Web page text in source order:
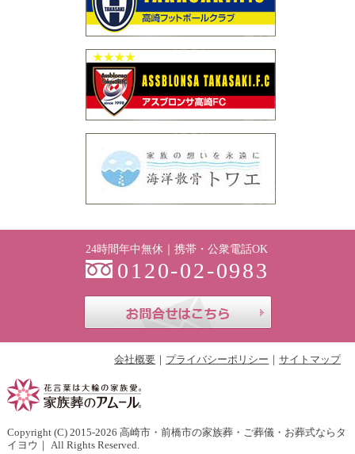
24時間年中無休｜携帯・公衆電話OK
0120-02-0983
会社概要 プライバシーポリシー サイトマップ
Copyright (C) 2015-2026 高崎市・前橋市の家族葬・ご葬儀・お葬式ならタ
イヨウ ｜ All Rights Reserved.